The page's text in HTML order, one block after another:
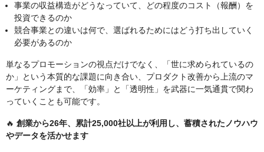
事業の収益構造がどうなっていて、どの程度のコスト（報酬）を
投資できるのか
競合事業との違いは何で、選ばれるためにはどう打ち出していく
必要があるのか
単なるプロモーションの視点だけでなく、「世に求められているの
か」という本質的な課題に向き合い、プロダクト改善から上流のマ
ーケティングまで、「効率」と「透明性」を武器に一気通貫で関わ
っていくことも可能です。
🔥 創業から26年、累計25,000社以上が利用し、蓄積されたノウハウ
やデータを活かせます